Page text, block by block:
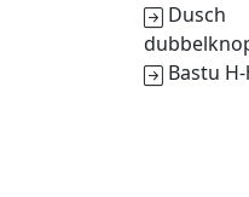
Dusch
Bastu